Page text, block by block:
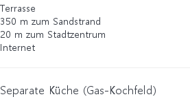
Terrasse
350 m zum Sandstrand
20 m zum Stadtzentrum
Internet
Separate Küche (Gas-Kochfeld)